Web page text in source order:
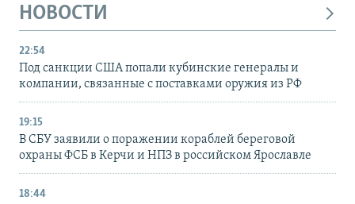
НОВОСТИ
22:54
Под санкции США попали кубинские генералы и
компании, связанные с поставками оружия из РФ
19:15
В СБУ заявили о поражении кораблей береговой
охраны ФСБ в Керчи и НПЗ в российском Ярославле
18:44